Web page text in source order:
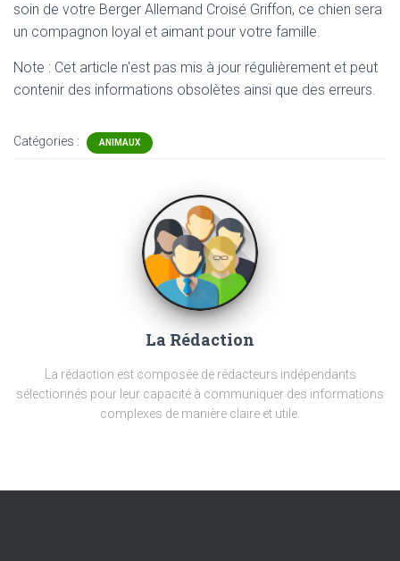
soin de votre Berger Allemand Croisé Griffon, ce chien sera
un compagnon loyal et aimant pour votre famille.
Note : Cet article n'est pas mis à jour régulièrement et peut
contenir des informations obsolètes ainsi que des erreurs.
Catégories : ANIMAUX
La Rédaction
La rédaction est composée de rédacteurs indépendants
sélectionnés pour leur capacité à communiquer des informations
complexes de manière claire et utile.